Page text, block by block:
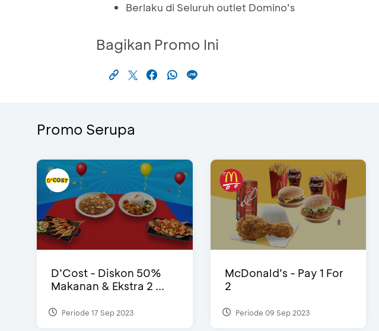
Berlaku di Seluruh outlet Domino’s
Bagikan Promo Ini
Promo Serupa
D’Cost - Diskon 50%
Makanan & Ekstra 2 ...
Periode 17 Sep 2023
McDonald’s - Pay 1 For
2
Periode 09 Sep 2023